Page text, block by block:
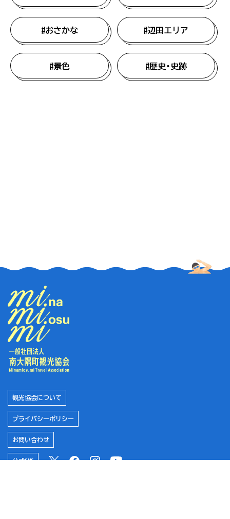
#おさかな #辺田エリア
#景色 #歴史・史跡
観光協会について
プライバシーポリシー
お問い合わせ
公式SNS